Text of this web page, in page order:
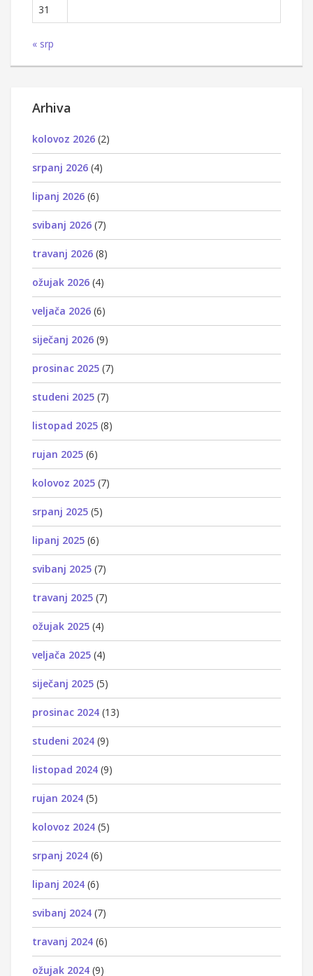
31
« srp
Arhiva
kolovoz 2026 (2)
srpanj 2026 (4)
lipanj 2026 (6)
svibanj 2026 (7)
travanj 2026 (8)
ožujak 2026 (4)
veljača 2026 (6)
siječanj 2026 (9)
prosinac 2025 (7)
studeni 2025 (7)
listopad 2025 (8)
rujan 2025 (6)
kolovoz 2025 (7)
srpanj 2025 (5)
lipanj 2025 (6)
svibanj 2025 (7)
travanj 2025 (7)
ožujak 2025 (4)
veljača 2025 (4)
siječanj 2025 (5)
prosinac 2024 (13)
studeni 2024 (9)
listopad 2024 (9)
rujan 2024 (5)
kolovoz 2024 (5)
srpanj 2024 (6)
lipanj 2024 (6)
svibanj 2024 (7)
travanj 2024 (6)
ožujak 2024 (9)